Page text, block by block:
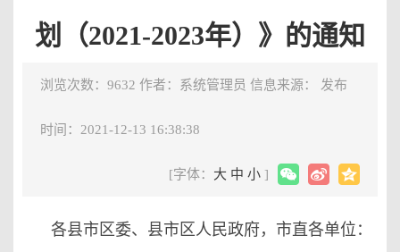
划（2021-2023年）》的通知
浏览次数：9632 作者：系统管理员 信息来源： 发布
时间：2021-12-13 16:38:38
[字体： 大 中 小 ]
各县市区委、县市区人民政府，市直各单位：